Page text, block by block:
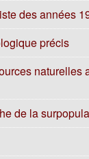
des années
précis
naturelles
de la